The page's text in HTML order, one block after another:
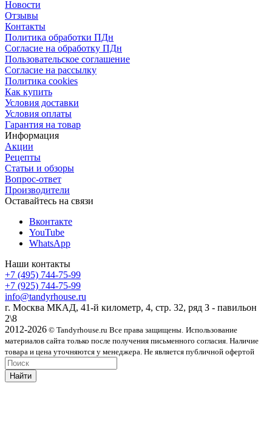
Новости
Отзывы
Контакты
Политика обработки ПДн
Согласие на обработку ПДн
Пользовательское соглашение
Согласие на рассылку
Политика cookies
Как купить
Условия доставки
Условия оплаты
Гарантия на товар
Информация
Акции
Рецепты
Статьи и обзоры
Вопрос-ответ
Производители
Оставайтесь на связи
Вконтакте
YouTube
WhatsApp
Наши контакты
+7 (495) 744-75-99
+7 (925) 744-75-99
info@tandyrhouse.ru
г. Москва МКАД, 41-й километр, 4, стр. 32, ряд З - павильон
2\8
2012-2026 © Tandyrhouse.ru Все права защищены. Использование
материалов сайта только после получения письменного согласия. Наличие
товара и цена уточняются у менеджера. Не является публичной офертой
Найти